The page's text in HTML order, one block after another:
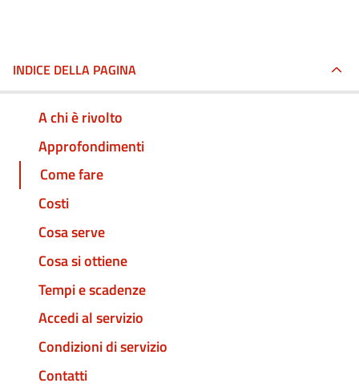
INDICE DELLA PAGINA
A chi è rivolto
Approfondimenti
Come fare
Costi
Cosa serve
Cosa si ottiene
Tempi e scadenze
Accedi al servizio
Condizioni di servizio
Contatti